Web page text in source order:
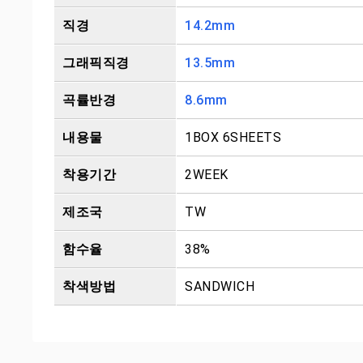
직경 14.2mm
그래픽직경 13.5mm
곡률반경 8.6mm
내용물 1BOX 6SHEETS
착용기간 2WEEK
제조국 TW
함수율 38%
착색방법 SANDWICH